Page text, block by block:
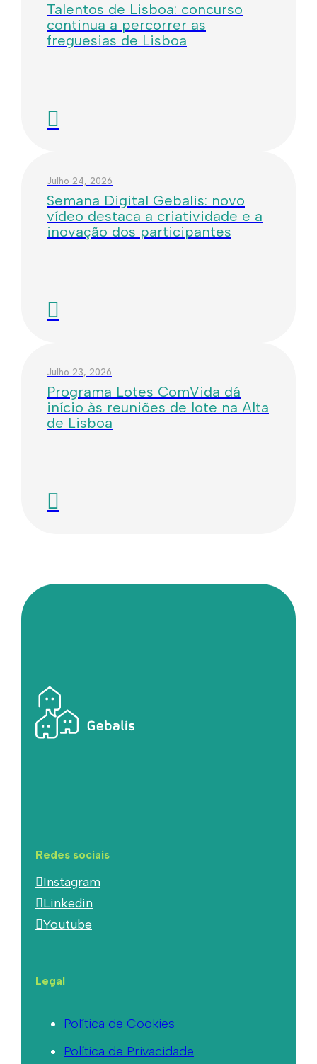
Talentos de Lisboa: concurso
continua a percorrer as
freguesias de Lisboa
Julho 24, 2026
Semana Digital Gebalis: novo
vídeo destaca a criatividade e a
inovação dos participantes
Julho 23, 2026
Programa Lotes ComVida dá
início às reuniões de lote na Alta
de Lisboa
Redes sociais
Instagram
Linkedin
Youtube
Legal
Política de Cookies
Política de Privacidade